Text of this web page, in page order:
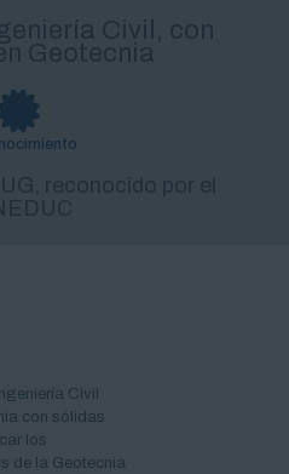
Civil, con
Geotecnia
reconocido por el
Civil
con sólidas
los
de la Geotecnia